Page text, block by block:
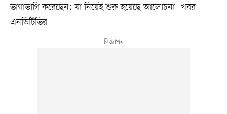
ভাগাভাগি করেছেন; যা নিয়েই শুরু হয়েছে আলোচনা। খবর
এনডিটিভির